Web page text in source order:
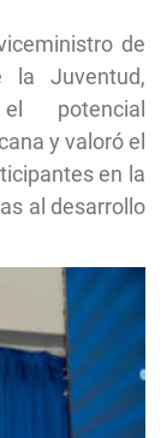
de
la Juventud,
potencial
y valoró el
en la
al desarrollo